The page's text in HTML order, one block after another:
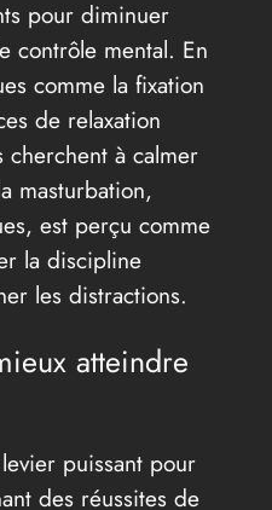
pour diminuer
contrôle mental. En
comme la fixation
de relaxation
cherchent à calmer
masturbation,
est perçu comme
la discipline
les distractions.
atteindre
puissant pour
des réussites de